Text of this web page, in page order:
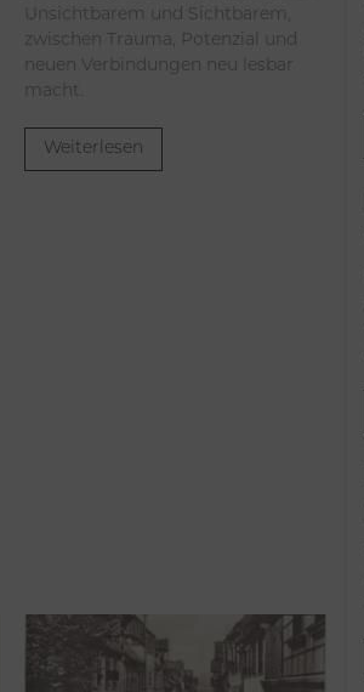
Unsichtbarem und Sichtbarem,
zwischen Trauma, Potenzial und
neuen Verbindungen neu lesbar
macht.
Weiterlesen